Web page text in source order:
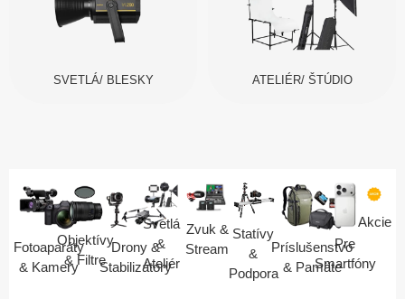
SVETLÁ/ BLESKY ATELIÉR/ ŠTÚDIO
Fotoaparáty
& Kamery
Objektívy
& Filtre
Drony &
Stabilizátory
Svetlá
&
Ateliér
Zvuk &
Stream
Statívy
&
Podpora
Príslušenstvo
& Pamäte
Pre
Smartfóny
Akcie